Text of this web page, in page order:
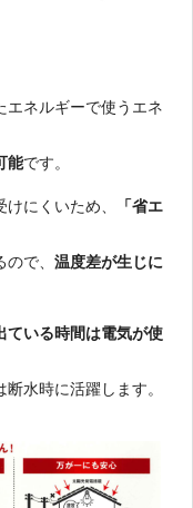
ネルギーで使うエネ
能です。
にくいため、
「省エ
で、 温度差が生じに
ている時間は電気が使
水時に活躍します。